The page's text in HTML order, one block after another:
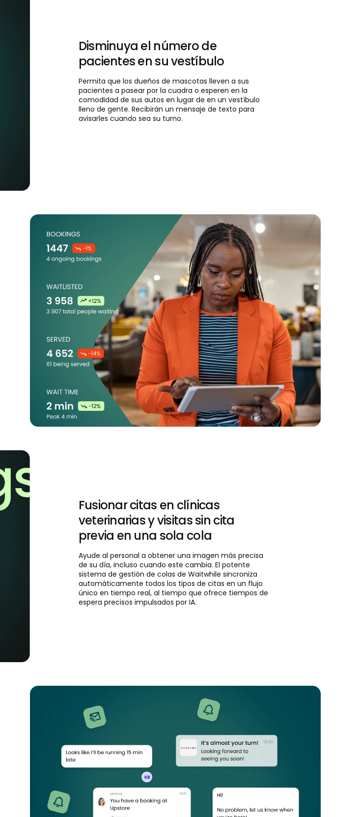
Disminuya el número de
pacientes en su vestíbulo
Permita que los dueños de mascotas lleven a sus
pacientes a pasear por la cuadra o esperen en la
comodidad de sus autos en lugar de en un vestíbulo
lleno de gente. Recibirán un mensaje de texto para
avisarles cuando sea su turno.
Fusionar citas en clínicas
veterinarias y visitas sin cita
previa en una sola cola
Ayude al personal a obtener una imagen más precisa
de su día, incluso cuando este cambia. El potente
sistema de gestión de colas de Waitwhile sincroniza
automáticamente todos los tipos de citas en un flujo
único en tiempo real, al tiempo que ofrece tiempos de
espera precisos impulsados por IA.